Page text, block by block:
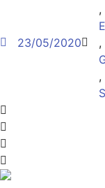
23/05/2020
,
,
,